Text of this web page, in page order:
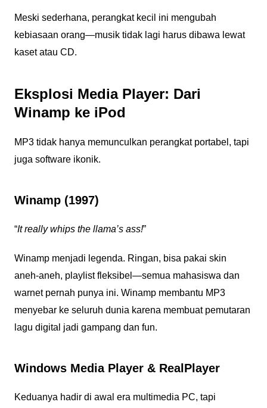
Meski sederhana, perangkat kecil ini mengubah
kebiasaan orang—musik tidak lagi harus dibawa lewat
kaset atau CD.
Eksplosi Media Player: Dari
Winamp ke iPod
MP3 tidak hanya memunculkan perangkat portabel, tapi
juga software ikonik.
Winamp (1997)
“It really whips the llama’s ass!”
Winamp menjadi legenda. Ringan, bisa pakai skin
aneh-aneh, playlist fleksibel—semua mahasiswa dan
warnet pernah punya ini. Winamp membantu MP3
menyebar ke seluruh dunia karena membuat pemutaran
lagu digital jadi gampang dan fun.
Windows Media Player & RealPlayer
Keduanya hadir di awal era multimedia PC, tapi